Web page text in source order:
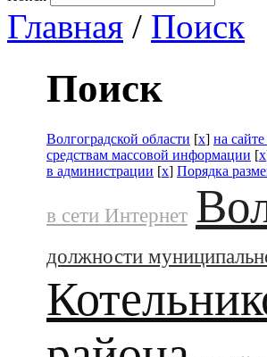
Главная / Поиск
Поиск
Волгоградской области [x] на
средствам массовой информации [x
в администрации [x] Порядка
в сети Интернет
должности